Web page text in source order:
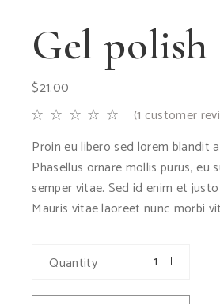
Gel polish
$21.00
(1 customer
Proin eu libero sed lorem blandit
Phasellus ornare mollis purus, eu
semper vitae. Sed id enim et
Mauris vitae laoreet nunc morbi
Quantity